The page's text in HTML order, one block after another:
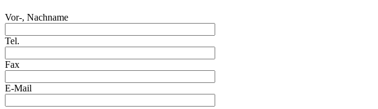
Vor-, Nachname
Tel.
Fax
E-Mail